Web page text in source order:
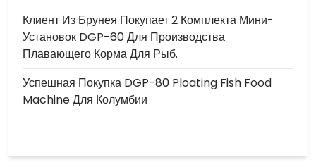
Клиент Из Брунея Покупает 2 Комплекта Мини-
Установок DGP-60 Для Производства
Плавающего Корма Для Рыб.
Успешная Покупка DGP-80 Ploating Fish Food
Machine Для Колумбии